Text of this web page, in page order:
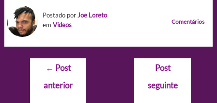
Postado porJoe Loreto
em Videos Comentários
Navegação
Post
← Post
anterior
Post
seguinte